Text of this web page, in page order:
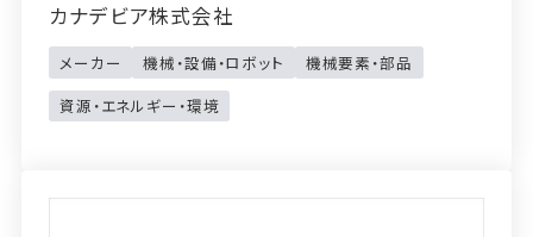
カナデビア株式会社
メーカー 機械・設備・ロボット
機械要素・部品
資源・エネルギー・環境